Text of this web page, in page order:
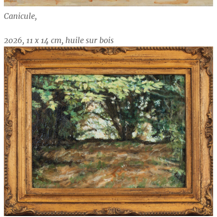
Canicule,
2026, 11 x 14 cm, huile sur bois